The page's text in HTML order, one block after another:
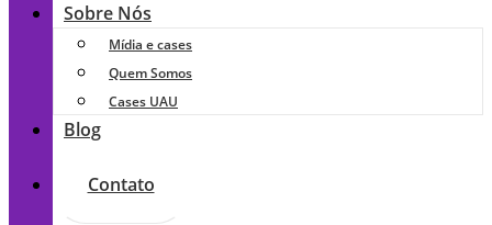
Sobre Nós
Mídia e cases
Quem Somos
Cases UAU
Blog
Contato